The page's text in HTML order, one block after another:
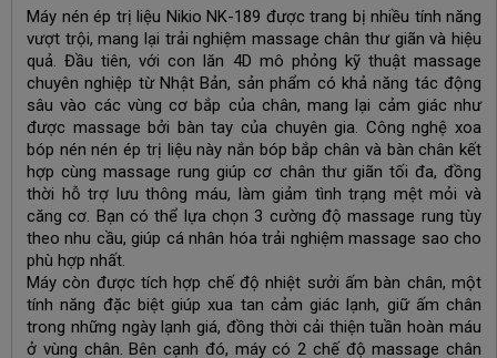
Máy nén ép trị liệu Nikio NK-189 được trang bị nhiều tính năng
vượt trội, mang lại trải nghiệm massage chân thư giãn và hiệu
quả. Đầu tiên, với con lăn 4D mô phỏng kỹ thuật massage
chuyên nghiệp từ Nhật Bản, sản phẩm có khả năng tác động
sâu vào các vùng cơ bắp của chân, mang lại cảm giác như
được massage bởi bàn tay của chuyên gia. Công nghệ xoa
bóp nén nén ép trị liệu này nắn bóp bắp chân và bàn chân kết
hợp cùng massage rung giúp cơ chân thư giãn tối đa, đồng
thời hỗ trợ lưu thông máu, làm giảm tình trạng mệt mỏi và
căng cơ. Bạn có thể lựa chọn 3 cường độ massage rung tùy
theo nhu cầu, giúp cá nhân hóa trải nghiệm massage sao cho
phù hợp nhất.
Máy còn được tích hợp chế độ nhiệt sưởi ấm bàn chân, một
tính năng đặc biệt giúp xua tan cảm giác lạnh, giữ ấm chân
trong những ngày lạnh giá, đồng thời cải thiện tuần hoàn máu
ở vùng chân. Bên cạnh đó, máy có 2 chế độ massage chân